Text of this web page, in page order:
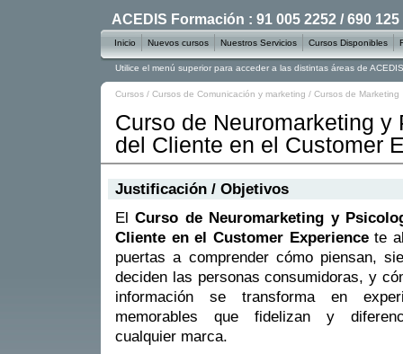
Cursos / Cursos de Comunicación y marketing / Cursos de Marketing
Curso de Neuromarketing y
del Cliente en el Customer
Justificación / Objetivos
El Curso de Neuromarketing y
Cliente en el Customer Experiencete
puertas a comprender cómo piensan,
deciden las personas consumidoras, y
información se transforma en
memorables que fidelizan y
cualquier marca.
ACEDIS Formación : 91 005 2252 / 690 125
Inicio Nuevos cursos Nuestros Servicios Cursos Disponibles
Utilice el menú superior para acceder a las distintas áreas de